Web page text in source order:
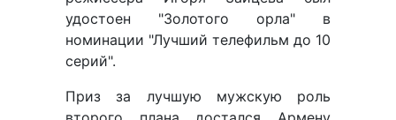
удостоен "Золотого орла" в
номинации "Лучший телефильм до 10
серий".
Приз за лучшую мужскую роль